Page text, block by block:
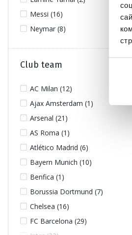
Messi (16)
Neymar (8)
Club team
AC Milan (12)
Ajax Amsterdam (1)
Arsenal (21)
AS Roma (1)
Atlético Madrid (6)
Bayern Munich (10)
Benfica (1)
Borussia Dortmund (7)
Chelsea (16)
FC Barcelona (29)